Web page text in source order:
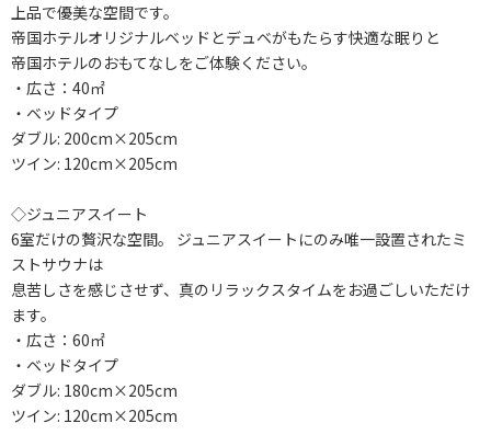
上品で優美な空間です。
帝国ホテルオリジナルベッドとデュベがもたらす快適な眠りと
帝国ホテルのおもてなしをご体験ください。
・広さ：40㎡
・ベッドタイプ
ダブル: 200cm×205cm
ツイン: 120cm×205cm
◇ジュニアスイート
6室だけの贅沢な空間。 ジュニアスイートにのみ唯一設置されたミ
ストサウナは
息苦しさを感じさせず、真のリラックスタイムをお過ごしいただけ
ます。
・広さ：60㎡
・ベッドタイプ
ダブル: 180cm×205cm
ツイン: 120cm×205cm